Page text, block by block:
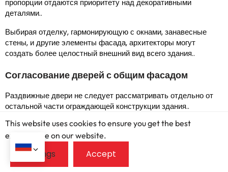
пропорции отдаются приоритету над декоративными
деталями..
Выбирая отделку, гармонирующую с окнами, занавесные
стены, и другие элементы фасада, архитекторы могут
создать более целостный внешний вид всего здания..
Согласование дверей с общим фасадом
Раздвижные двери не следует рассматривать отдельно от
остальной части ограждающей конструкции здания..
Профессиональные дизайнеры обычно согласовывают
отделку рам с окнами., балконы, перила, занавесные стены, и
другие архитектурные компоненты для создания единого
визуального языка..
This website uses cookies to ensure you get the best
exprerience on our website.